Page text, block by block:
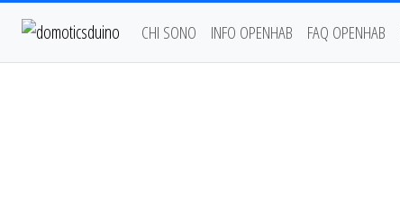
CHI SONO INFO OPENHAB FAQ OPENHAB